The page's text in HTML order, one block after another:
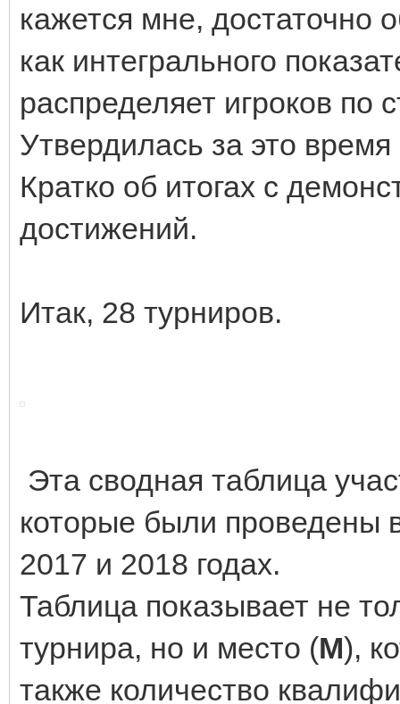
кажется мне, достаточно
как интегрального
распределяет игроков по
Утвердилась за это
Кратко об итогах с
достижений.
Итак, 28 турниров.
Эта сводная таблица
которые были проведены
2017 и 2018 годах.
Таблица показывает не
турнира, но и место (М),
также количество